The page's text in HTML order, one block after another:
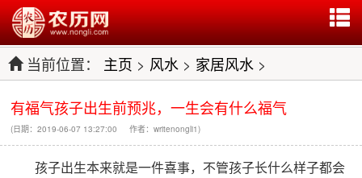
当前位置： 主页 > 风水 > 家居风水 >
有福气孩子出生前预兆，一生会有什么福气
(日期：2019-06-07 13:27:00 作者：writenongli1)
孩子出生本来就是一件喜事，不管孩子长什么样子都会